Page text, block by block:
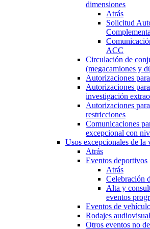
dimensiones
Atrás
Solicitud
ACC
Circulación de
(megacamiones y
Autorizaciones
Autorizaciones
investigación
Autorizaciones
restricciones
Comunicaciones
excepcional con
Usos excepcionales de la
Atrás
Eventos deportivos
Atrás
Celebración
Alta y
eventos
Eventos de
Rodajes
Otros eventos no